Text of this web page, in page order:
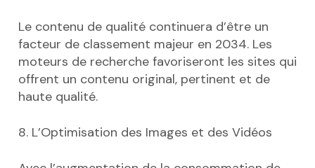
Le contenu de qualité continuera d’être un
facteur de classement majeur en 2034. Les
moteurs de recherche favoriseront les sites qui
offrent un contenu original, pertinent et de
haute qualité.
8. L’Optimisation des Images et des Vidéos